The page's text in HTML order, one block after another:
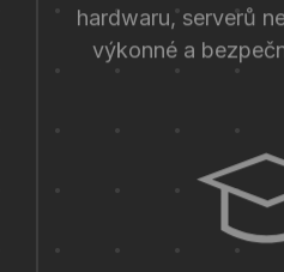
hardwaru, serverů
výkonné a